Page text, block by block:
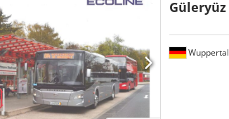
Wuppertal
Güleryüz